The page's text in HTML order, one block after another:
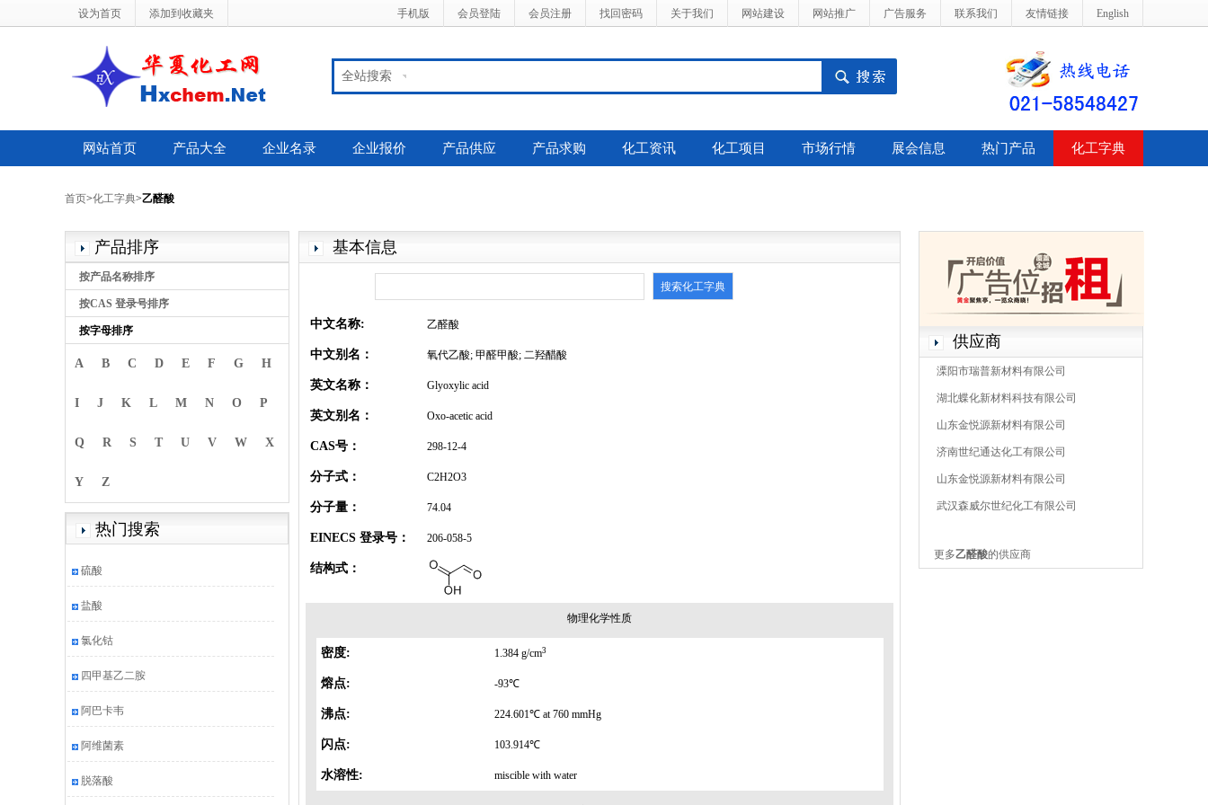
设为首页 添加到收藏夹 手机版 会员登陆 会员注册 找回密码 关于我们 网站建设 网站推广 广告服务 联系我们 友情链接 English
全站搜索
网站首页 产品大全 企业名录 企业报价 产品供应 产品求购 化工资讯 化工项目 市场行情 展会信息 热门产品 化工字典
首页>化工字典>乙醛酸
产品排序
按产品名称排序
按CAS 登录号排序
按字母排序
A B C D E F G H
I J K L M N O P
Q R S T U V W X
Y Z
热门搜索
硫酸
盐酸
氯化钴
四甲基乙二胺
阿巴卡韦
阿维菌素
脱落酸
基本信息
中文名称: 乙醛酸
中文别名： 氧代乙酸; 甲醛甲酸; 二羟醋酸
英文名称： Glyoxylic acid
英文别名： Oxo-acetic acid
CAS号： 298-12-4
分子式： C2H2O3
分子量： 74.04
EINECS 登录号： 206-058-5
结构式：
物理化学性质
密度: 1.384 g/cm3
熔点: -93℃
沸点: 224.601℃ at 760 mmHg
闪点: 103.914℃
水溶性: miscible with water
供应商
溧阳市瑞普新材料有限公司
湖北蝶化新材料科技有限公司
山东金悦源新材料有限公司
济南世纪通达化工有限公司
山东金悦源新材料有限公司
武汉森威尔世纪化工有限公司
更多乙醛酸的供应商